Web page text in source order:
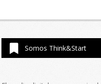
Somos Think&Start